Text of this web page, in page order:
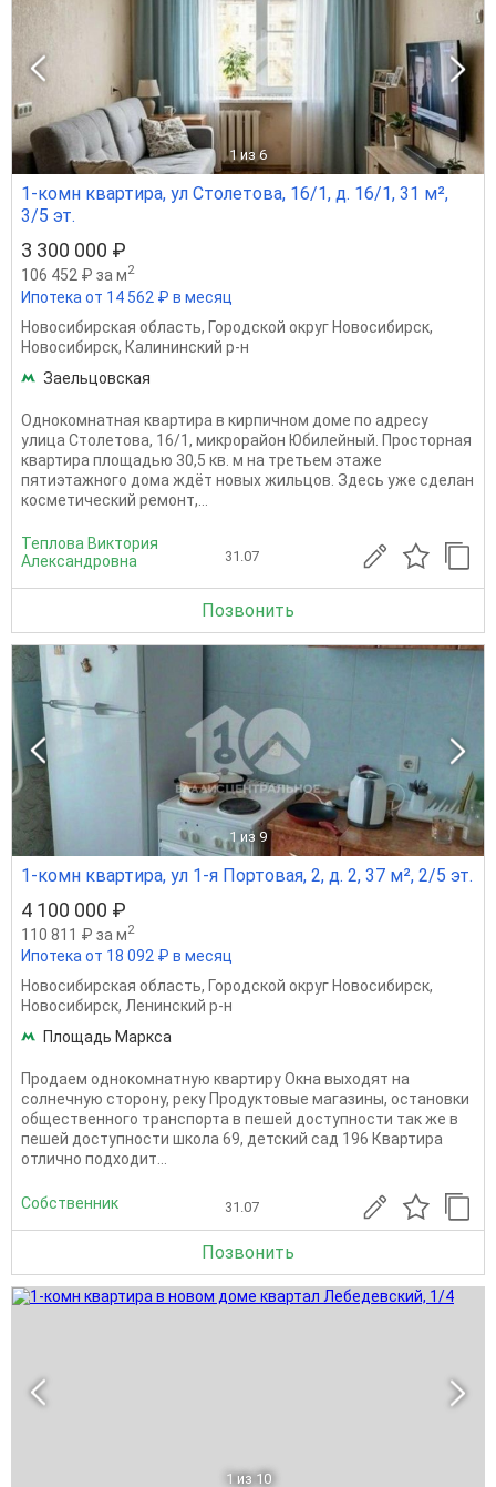
1 из 6
1-комн квартира, ул Столетова, 16/1, д. 16/1, 31 м²,
3/5 эт.
3 300 000 ₽
106 452 ₽ за м2
Ипотека от 14 562 ₽ в месяц
Новосибирская область, Городской округ Новосибирск,
Новосибирск, Калининский р-н
Заельцовская
Однокомнатная квартира в кирпичном доме по адресу
улица Столетова, 16/1, микрорайон Юбилейный. Просторная
квартира площадью 30,5 кв. м на третьем этаже
пятиэтажного дома ждёт новых жильцов. Здесь уже сделан
косметический ремонт,...
Теплова Виктория
Александровна
31.07
Позвонить
1 из 9
1-комн квартира, ул 1-я Портовая, 2, д. 2, 37 м², 2/5 эт.
4 100 000 ₽
110 811 ₽ за м2
Ипотека от 18 092 ₽ в месяц
Новосибирская область, Городской округ Новосибирск,
Новосибирск, Ленинский р-н
Площадь Маркса
Продаем однокомнатную квартиру Окна выходят на
солнечную сторону, реку Продуктовые магазины, остановки
общественного транспорта в пешей доступности так же в
пешей доступности школа 69, детский сад 196 Квартира
отлично подходит...
Собственник 31.07
Позвонить
1 из 10